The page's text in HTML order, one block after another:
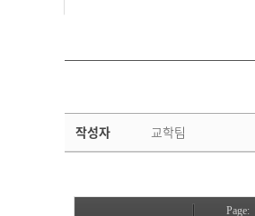
사
공
상
작성자 교학팀